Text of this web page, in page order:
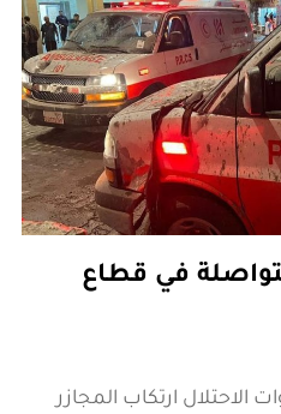
في قطاع
ارتكاب المجازر